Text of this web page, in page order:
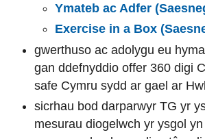
Ymateb ac Adfer
Exercise in a Box
gwerthuso ac adolygu eu
gan ddefnyddio offer 360 digi
safe Cymru sydd ar gael ar
sicrhau bod darparwyr TG yr
mesurau diogelwch yr ysgol